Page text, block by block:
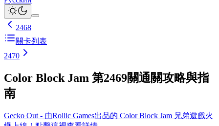
2468
關卡列表
2470
Color Block Jam 第2469關通關攻略與指
南
Gecko Out - 由Rollic Games出品的 Color Block Jam 兄弟遊戲火